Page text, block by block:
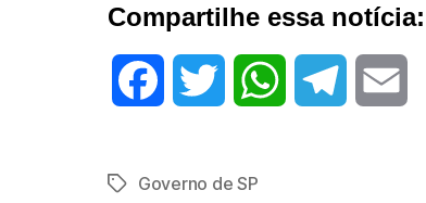
Compartilhe essa notícia:
c i
TagsGoverno de SP